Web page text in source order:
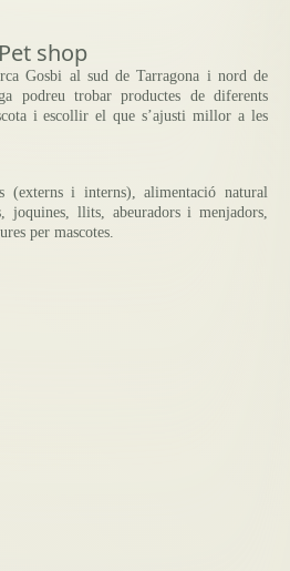
Pet shop
Gosbi al sud de Tarragona i nord de
podreu trobar productes de diferents
i escollir el que s’ajusti millor a les
(externs i interns), alimentació natural
joquines, llits, abeuradors i menjadors,
per mascotes.